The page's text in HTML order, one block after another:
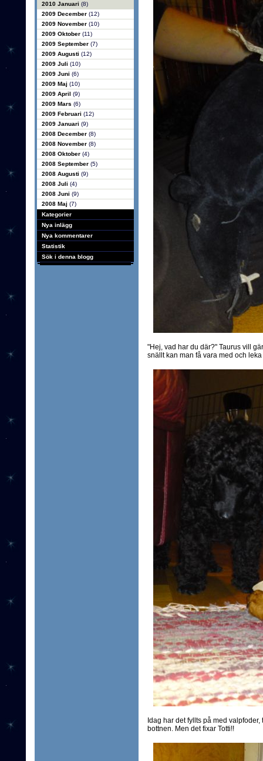
2010 Januari (8)
2009 December (12)
2009 November (10)
2009 Oktober (11)
2009 September (7)
2009 Augusti (12)
2009 Juli (10)
2009 Juni (6)
2009 Maj (10)
2009 April (9)
2009 Mars (6)
2009 Februari (12)
2009 Januari (9)
2008 December (8)
2008 November (8)
2008 Oktober (4)
2008 September (5)
2008 Augusti (9)
2008 Juli (4)
2008 Juni (9)
2008 Maj (7)
Kategorier
Nya inlägg
Nya kommentarer
Statistik
Sök i denna blogg
"Hej, vad har du där?" Taurus vill
snällt kan man få vara med och leka
Idag har det fyllts på med
bottnen. Men det fixar Totti!!